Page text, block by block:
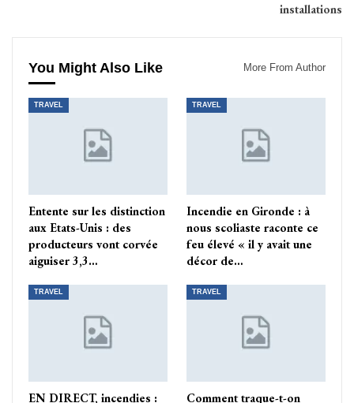
installations
You Might Also Like More From Author
TRAVEL
Entente sur les distinction
aux Etats-Unis : des
producteurs vont corvée
aiguiser 3,3…
TRAVEL
Incendie en Gironde : à
nous scoliaste raconte ce
feu élevé « il y avait une
décor de…
TRAVEL
EN DIRECT, incendies :
TRAVEL
Comment traque-t-on